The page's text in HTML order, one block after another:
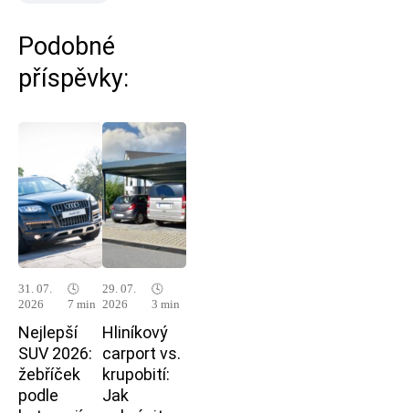
Podobné
příspěvky:
31. 07.
2026
🕓
7 min
Nejlepší
SUV 2026:
žebříček
podle
29. 07.
2026
🕓
3 min
Hliníkový
carport vs.
krupobití:
Jak